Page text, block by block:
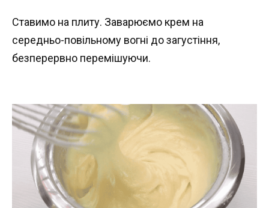
Ставимо на плиту. Заварюємо крем на
середньо-повільному вогні до загустіння,
безперервно перемішуючи.